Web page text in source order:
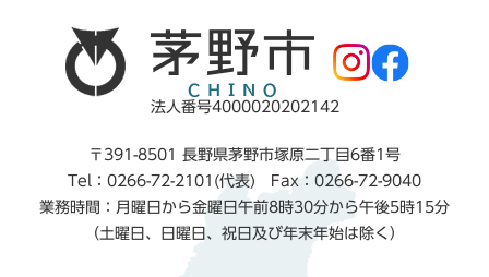
法人番号4000020202142
〒391-8501 長野県茅野市塚原二丁目6番1号
Tel：0266-72-2101(代表) Fax：0266-72-9040
業務時間：月曜日から金曜日午前8時30分から午後5時15分
（土曜日、日曜日、祝日及び年末年始は除く）